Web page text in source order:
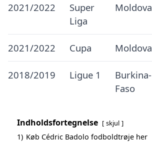
2021/2022
Super
Liga
Moldova
2021/2022 Cupa Moldova
2018/2019 Ligue 1
Burkina-
Faso
Indholdsfortegnelse skjul
1) Køb Cédric Badolo fodboldtrøje her